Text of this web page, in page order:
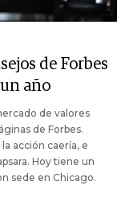
de Forbes
año
de valores
de Forbes.
acción caería, e
Hoy tiene un
sede en Chicago.